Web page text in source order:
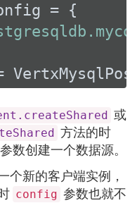
= {
或
方法的时
参数创建一个数据源。
个新的客户端实例，
config 参数也就不